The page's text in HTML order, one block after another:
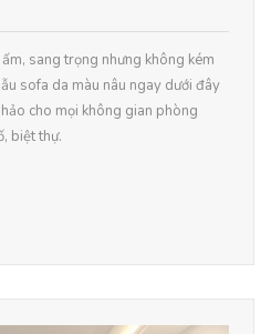
sang trọng nhưng không kém
sofa da màu nâu ngay dưới đây
cho mọi không gian phòng
biệt thự.